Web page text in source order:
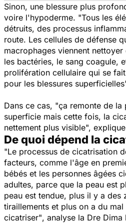
Sinon, une blessure plus
voire l'hypoderme. "Tous les
détruits, des processus
route. Les cellules de défense
macrophages viennent
les bactéries, le sang coagule,
prolifération cellulaire qui se
pour les blessures
Dans ce cas, "ça remonte de la
superficie mais cette fois, la
nettement plus visible",
De quoi dépend la
"Le processus de cicatrisation
facteurs, comme l'âge en
bébés et les personnes âgées
adultes, parce que la peau est
peau est tendue, plus il y a des
tiraillements et plus on a du mal
cicatriser", analyse la Dre